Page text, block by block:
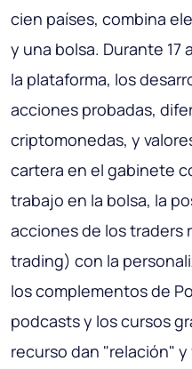
cien países, combina
y una bolsa. Durante
la plataforma, los
acciones probadas,
criptomonedas, y
cartera en el gabinete
trabajo en la bolsa, la
acciones de los traders
trading) con la
los complementos de
podcasts y los cursos
recurso dan "relación" y